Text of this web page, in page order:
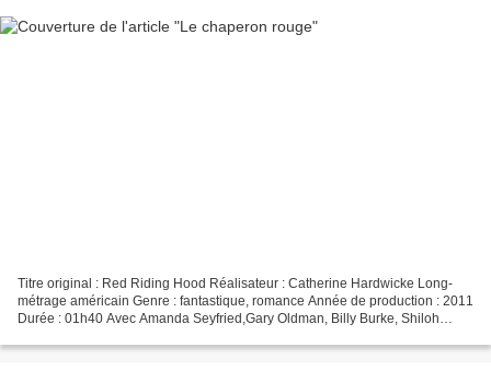
Titre original : Red Riding Hood Réalisateur : Catherine Hardwicke Long-
métrage américain Genre : fantastique, romance Année de production : 2011
Durée : 01h40 Avec Amanda Seyfried,Gary Oldman, Billy Burke, Shiloh